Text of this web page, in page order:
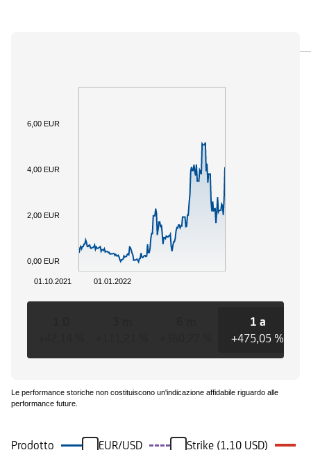
01.01.2022
01.10.2021
0,00 EUR
2,00 EUR
4,00 EUR
6,00 EUR
1 a
+475,05 %
Le performance storiche non costituiscono un'indicazione affidabile riguardo alle
performance future.
Prodotto EUR/USD Strike (1,10 USD)